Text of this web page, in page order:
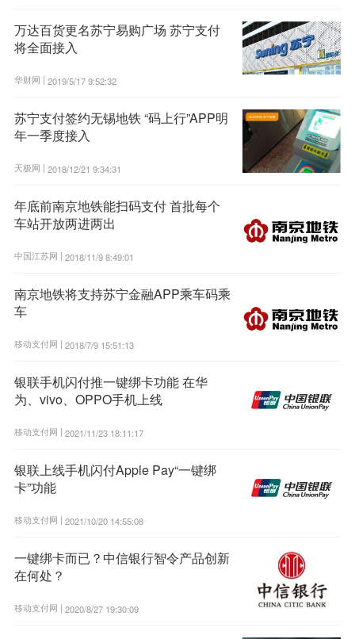
万达百货更名苏宁易购广场 苏宁支付
将全面接入
华财网 | 2019/5/17 9:52:32
苏宁支付签约无锡地铁 “码上行”APP明
年一季度接入
天极网 | 2018/12/21 9:34:31
年底前南京地铁能扫码支付 首批每个
车站开放两进两出
中国江苏网 | 2018/11/9 8:49:01
南京地铁将支持苏宁金融APP乘车码乘
车
移动支付网 | 2018/7/9 15:51:13
银联手机闪付推一键绑卡功能 在华
为、vivo、OPPO手机上线
移动支付网 | 2021/11/23 18:11:17
银联上线手机闪付Apple Pay“一键绑
卡”功能
移动支付网 | 2021/10/20 14:55:08
一键绑卡而已？中信银行智令产品创新
在何处？
移动支付网 | 2020/8/27 19:30:09